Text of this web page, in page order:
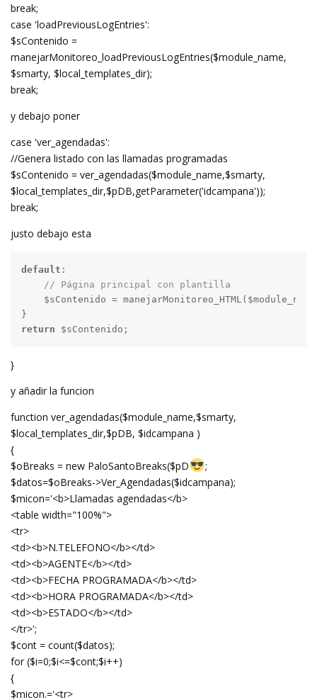
break;
case 'loadPreviousLogEntries':
$sContenido =
manejarMonitoreo_loadPreviousLogEntries($module_name,
$smarty, $local_templates_dir);
break;
y debajo poner
case 'ver_agendadas':
//Genera listado con las llamadas programadas
$sContenido = ver_agendadas($module_name,$smarty,
$local_templates_dir,$pDB,getParameter('idcampana'));
break;
justo debajo esta
default :
// Página principal con plantilla
$sContenido =
return $sContenido;
}
y añadir la funcion
function ver_agendadas($module_name,$smarty,
$local_templates_dir,$pDB, $idcampana )
{
$oBreaks = new PaloSantoBreaks($pD
;
$datos=$oBreaks->Ver_Agendadas($idcampana);
$micon='<b>Llamadas agendadas</b>
<table width="100%">
<tr>
<td><b>N.TELEFONO</b></td>
<td><b>AGENTE</b></td>
<td><b>FECHA PROGRAMADA</b></td>
<td><b>HORA PROGRAMADA</b></td>
<td><b>ESTADO</b></td>
</tr>';
$cont = count($datos);
for ($i=0;$i<=$cont;$i++)
{
$micon.='<tr>